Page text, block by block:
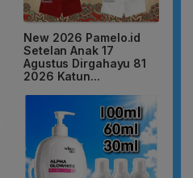
New 2026 Pamelo.id
Setelan Anak 17
Agustus Dirgahayu 81
2026 Katun...